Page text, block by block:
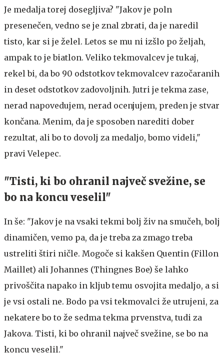
Je medalja torej dosegljiva? "Jakov je poln
presenečen, vedno se je znal zbrati, da je naredil
tisto, kar si je želel. Letos se mu ni izšlo po željah,
ampak to je biatlon. Veliko tekmovalcev je tukaj,
rekel bi, da bo 90 odstotkov tekmovalcev razočaranih
in deset odstotkov zadovoljnih. Jutri je tekma zase,
nerad napovedujem, nerad ocenjujem, preden je stvar
končana. Menim, da je sposoben narediti dober
rezultat, ali bo to dovolj za medaljo, bomo videli,"
pravi Velepec.
"Tisti, ki bo ohranil največ svežine, se
bo na koncu veselil"
In še: "Jakov je na vsaki tekmi bolj živ na smučeh, bolj
dinamičen, vemo pa, da je treba za zmago treba
ustreliti štiri ničle. Mogoče si kakšen Quentin (Fillon
Maillet) ali Johannes (Thingnes Boe) še lahko
privoščita napako in kljub temu osvojita medaljo, a si
je vsi ostali ne. Bodo pa vsi tekmovalci že utrujeni, za
nekatere bo to že sedma tekma prvenstva, tudi za
Jakova. Tisti, ki bo ohranil največ svežine, se bo na
koncu veselil."